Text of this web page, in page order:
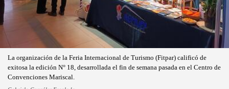
La organización de la Feria Internacional de Turismo (Fitpar) calificó de
exitosa la edición N° 18, desarrollada el fin de semana pasada en el Centro de
Convenciones Mariscal.